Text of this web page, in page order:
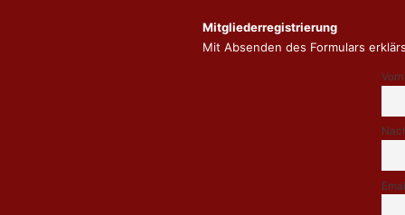
Mitgliederregistrierung
Mit Absenden des Formulars